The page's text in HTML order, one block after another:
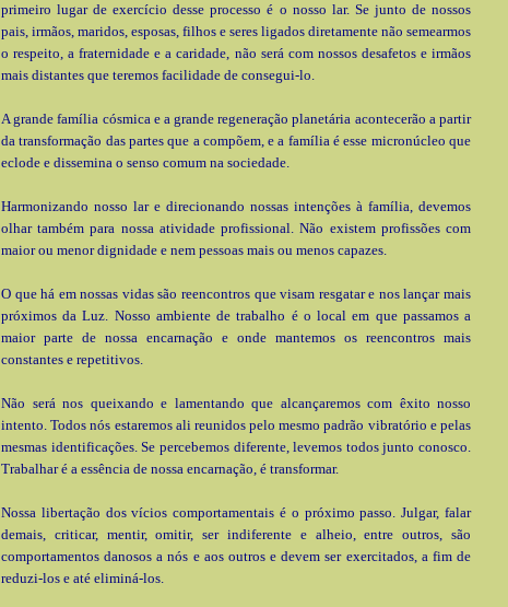
primeiro lugar de exercício desse processo é o nosso lar. Se junto de nossos
pais, irmãos, maridos, esposas, filhos e seres ligados diretamente não semearmos
o respeito, a fraternidade e a caridade, não será com nossos desafetos e irmãos
mais distantes que teremos facilidade de consegui-lo.
A grande família cósmica e a grande regeneração planetária acontecerão a partir
da transformação das partes que a compõem, e a família é esse micronúcleo que
eclode e dissemina o senso comum na sociedade.
Harmonizando nosso lar e direcionando nossas intenções à família, devemos
olhar também para nossa atividade profissional. Não existem profissões com
maior ou menor dignidade e nem pessoas mais ou menos capazes.
O que há em nossas vidas são reencontros que visam resgatar e nos lançar mais
próximos da Luz. Nosso ambiente de trabalho é o local em que passamos a
maior parte de nossa encarnação e onde mantemos os reencontros mais
constantes e repetitivos.
Não será nos queixando e lamentando que alcançaremos com êxito nosso
intento. Todos nós estaremos ali reunidos pelo mesmo padrão vibratório e pelas
mesmas identificações. Se percebemos diferente, levemos todos junto conosco.
Trabalhar é a essência de nossa encarnação, é transformar.
Nossa libertação dos vícios comportamentais é o próximo passo. Julgar, falar
demais, criticar, mentir, omitir, ser indiferente e alheio, entre outros, são
comportamentos danosos a nós e aos outros e devem ser exercitados, a fim de
reduzi-los e até eliminá-los.